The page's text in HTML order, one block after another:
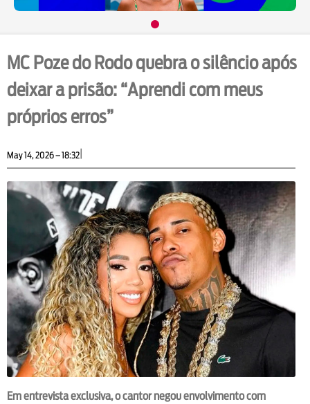
MC Poze do Rodo quebra o silêncio após
deixar a prisão: “Aprendi com meus
próprios erros”
May 14, 2026 – 18:32|
Em entrevista exclusiva, o cantor negou envolvimento com